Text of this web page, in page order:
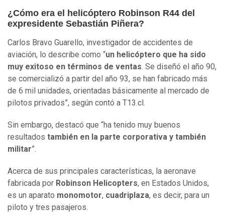
¿Cómo era el helicóptero Robinson R44 del
expresidente Sebastián Piñera?
Carlos Bravo Guarello, investigador de accidentes de
aviación, lo describe como “un helicóptero que ha sido
muy exitoso en términos de ventas. Se diseñó el año 90,
se comercializó a partir del año 93, se han fabricado más
de 6 mil unidades, orientadas básicamente al mercado de
pilotos privados”, según contó a T13.cl.
Sin embargo, destacó que “ha tenido muy buenos
resultados también en la parte corporativa y también
militar”.
Acerca de sus principales características, la aeronave
fabricada por Robinson Helicopters, en Estados Unidos,
es un aparato monomotor, cuadriplaza, es decir, para un
piloto y tres pasajeros.